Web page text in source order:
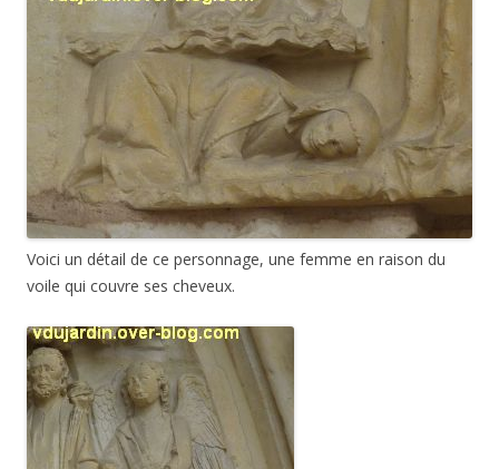
Voici un détail de ce personnage, une femme en raison du
voile qui couvre ses cheveux.